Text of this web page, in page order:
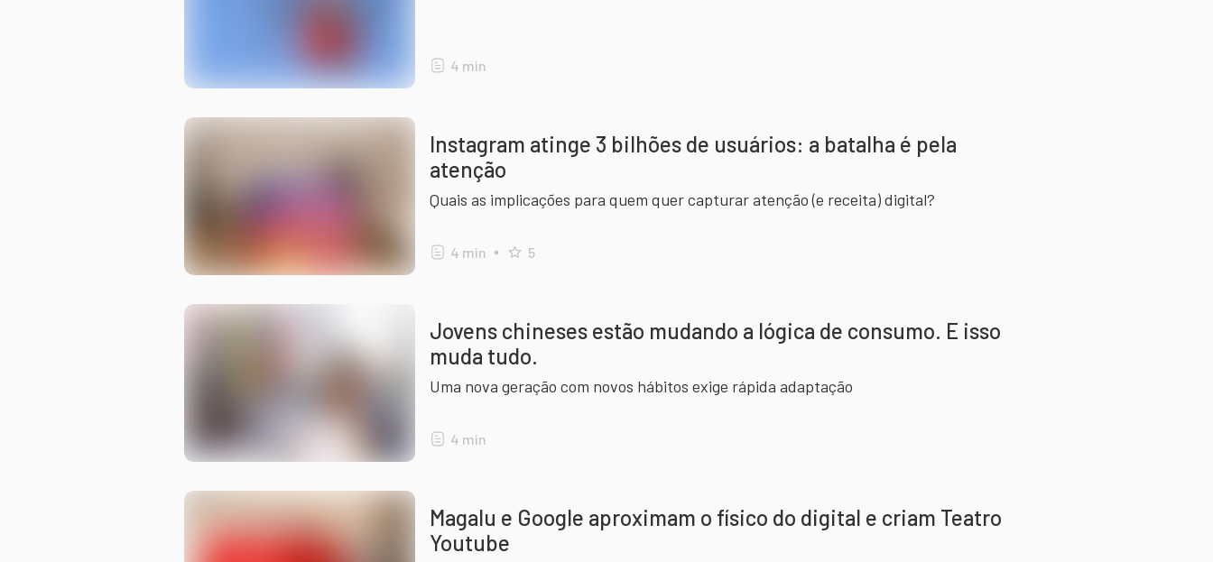
4 min
Instagram atinge 3 bilhões de usuários: a batalha é pela
atenção
Quais as implicações para quem quer capturar atenção (e receita) digital?
4 min 5
Jovens chineses estão mudando a lógica de consumo. E isso
muda tudo.
Uma nova geração com novos hábitos exige rápida adaptação
4 min
Magalu e Google aproximam o físico do digital e criam Teatro
Youtube